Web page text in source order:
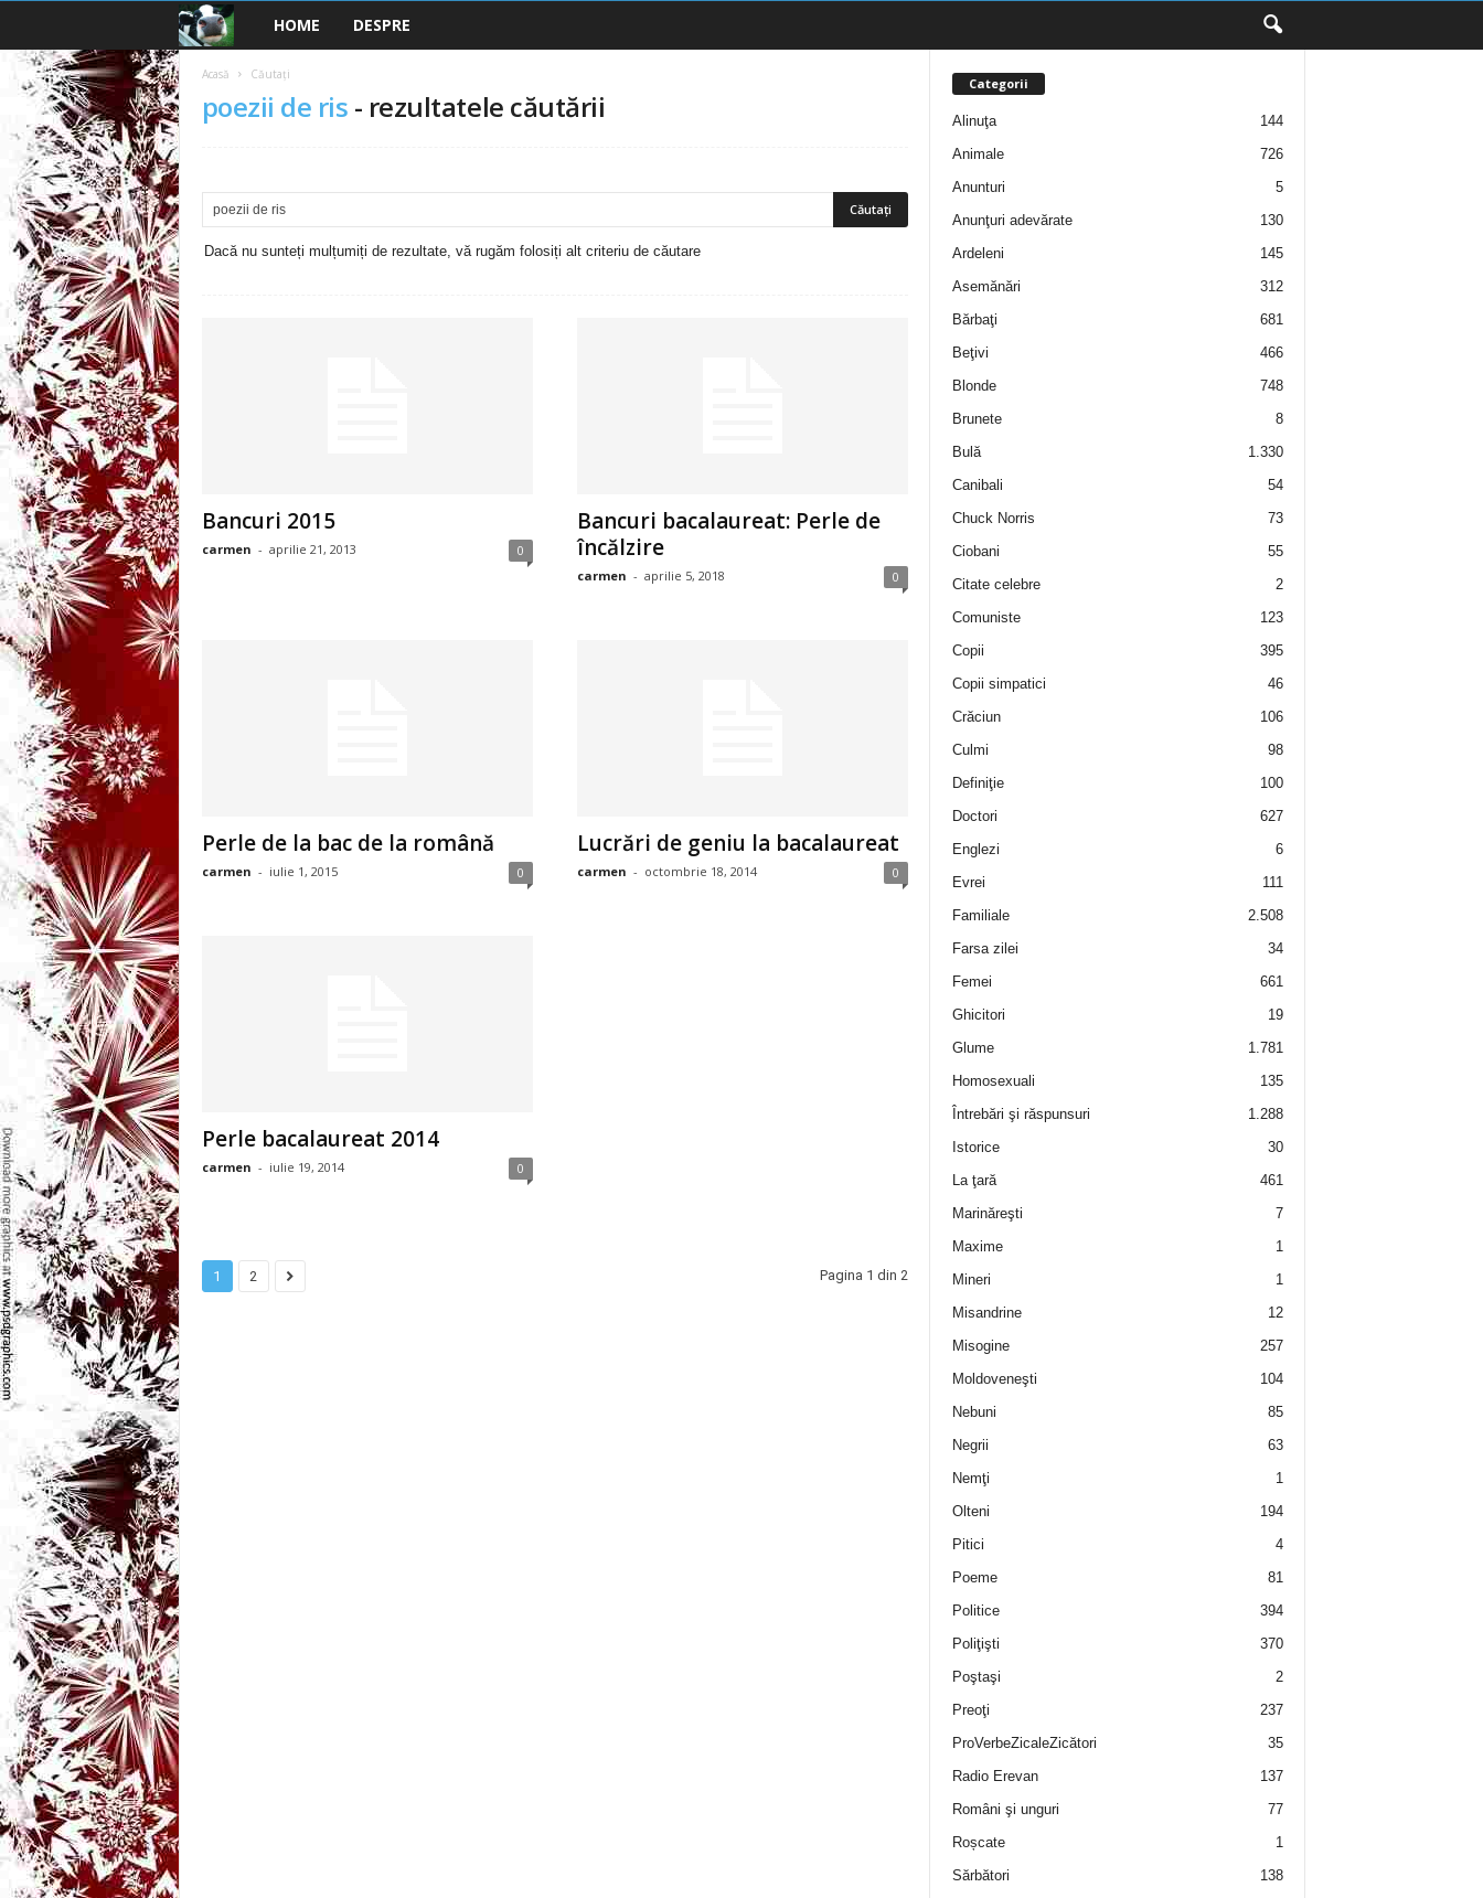
a
n
u
l
–
l
HOME DESPRE
Acasă Căutați
poezii de ris - rezultatele căutării
Dacă nu sunteți mulțumiți de rezultate, vă rugăm folosiți alt criteriu de căutare
Bancuri 2015
carmen - aprilie 21, 2013 0
Bancuri bacalaureat: Perle de
încălzire
carmen - aprilie 5, 2018 0
Perle de la bac de la română
carmen - iulie 1, 2015 0
Lucrări de geniu la bacalaureat
carmen - octombrie 18, 2014 0
Perle bacalaureat 2014
carmen - iulie 19, 2014 0
1 2 Pagina 1 din 2
Categorii
Alinuţa
144
Animale
726
Anunturi
5
Anunţuri adevărate
130
Ardeleni
145
Asemănări
312
Bărbaţi
681
Beţivi
466
Blonde
748
Brunete
8
Bulă
1.330
Canibali
54
Chuck Norris
73
Ciobani
55
Citate celebre
2
Comuniste
123
Copii
395
Copii simpatici
46
Crăciun
106
Culmi
98
Definiţie
100
Doctori
627
Englezi
6
Evrei
111
Familiale
2.508
Farsa zilei
34
Femei
661
Ghicitori
19
Glume
1.781
Homosexuali
135
Întrebări şi răspunsuri
1.288
Istorice
30
La ţară
461
Marinăreşti
7
Maxime
1
Mineri
1
Misandrine
12
Misogine
257
Moldoveneşti
104
Nebuni
85
Negrii
63
Nemţi
1
Olteni
194
Pitici
4
Poeme
81
Politice
394
Poliţişti
370
Poştaşi
2
Preoţi
237
ProVerbeZicaleZicători
35
Radio Erevan
137
Români şi unguri
77
Roșcate
1
Sărbători
138